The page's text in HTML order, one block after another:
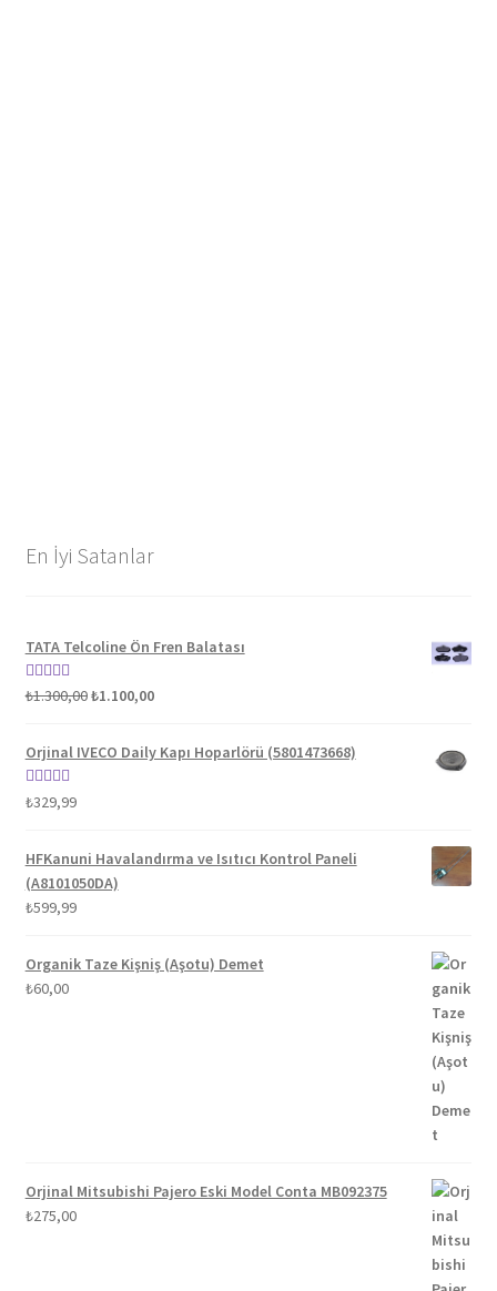
En İyi Satanlar
TATA Telcoline Ön Fren Balatası
5 üzerinden
₺1.300,00Orijinal
₺1.300,00.
₺1.100,00Şu
fiyat:
₺1.100,00.
Orjinal IVECO Daily Kapı Hoparlörü (5801473668)
5 üzerinden
₺329,99
HFKanuni Havalandırma ve Isıtıcı Kontrol Paneli
(A8101050DA)
₺599,99
Organik Taze Kişniş (Aşotu) Demet
₺60,00
Orjinal Mitsubishi Pajero Eski Model Conta MB092375
₺275,00